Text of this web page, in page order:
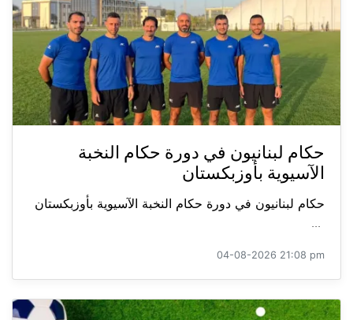
حكام لبنانيون في دورة حكام النخبة
الآسيوية بأوزبكستان
حكام لبنانيون في دورة حكام النخبة الآسيوية بأوزبكستان
04-08-2026 21:08 pm